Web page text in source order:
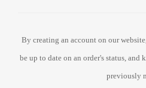
By creating an account on our
be up to date on an order's status, and
previously